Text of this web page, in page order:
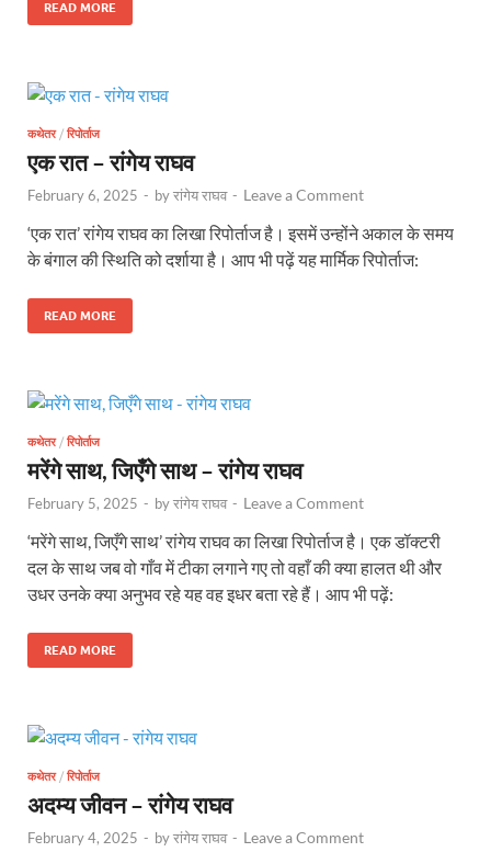
READ MORE
कथेतर/ रिपोर्ताज
एक रात – रांगेय राघव
February 6, 2025 - byरांगेय राघव - Leave a Comment
‘एक रात’ रांगेय राघव का लिखा रिपोर्ताज है। इसमें उन्होंने अकाल के समय
के बंगाल की स्थिति को दर्शाया है। आप भी पढ़ें यह मार्मिक रिपोर्ताज:
READ MORE
कथेतर/ रिपोर्ताज
मरेंगे साथ, जिएँगे साथ – रांगेय राघव
February 5, 2025 - byरांगेय राघव - Leave a Comment
‘मरेंगे साथ, जिएँगे साथ’ रांगेय राघव का लिखा रिपोर्ताज है। एक डॉक्टरी
दल के साथ जब वो गाँव में टीका लगाने गए तो वहाँ की क्या हालत थी और
उधर उनके क्या अनुभव रहे यह वह इधर बता रहे हैं। आप भी पढ़ें:
READ MORE
कथेतर/ रिपोर्ताज
अदम्य जीवन – रांगेय राघव
February 4, 2025 - byरांगेय राघव - Leave a Comment